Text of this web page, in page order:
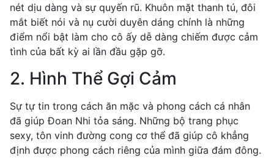
nét dịu dàng và sự quyến rũ. Khuôn mặt thanh tú, đôi
mắt biết nói và nụ cười duyên dáng chính là những
điểm nổi bật làm cho cô ấy dễ dàng chiếm được cảm
tình của bất kỳ ai lần đầu gặp gỡ.
2. Hình Thể Gợi Cảm
Sự tự tin trong cách ăn mặc và phong cách cá nhân
đã giúp Đoan Nhi tỏa sáng. Những bộ trang phục
sexy, tôn vinh đường cong cơ thể đã giúp cô khẳng
định được phong cách riêng của mình giữa đám đông.